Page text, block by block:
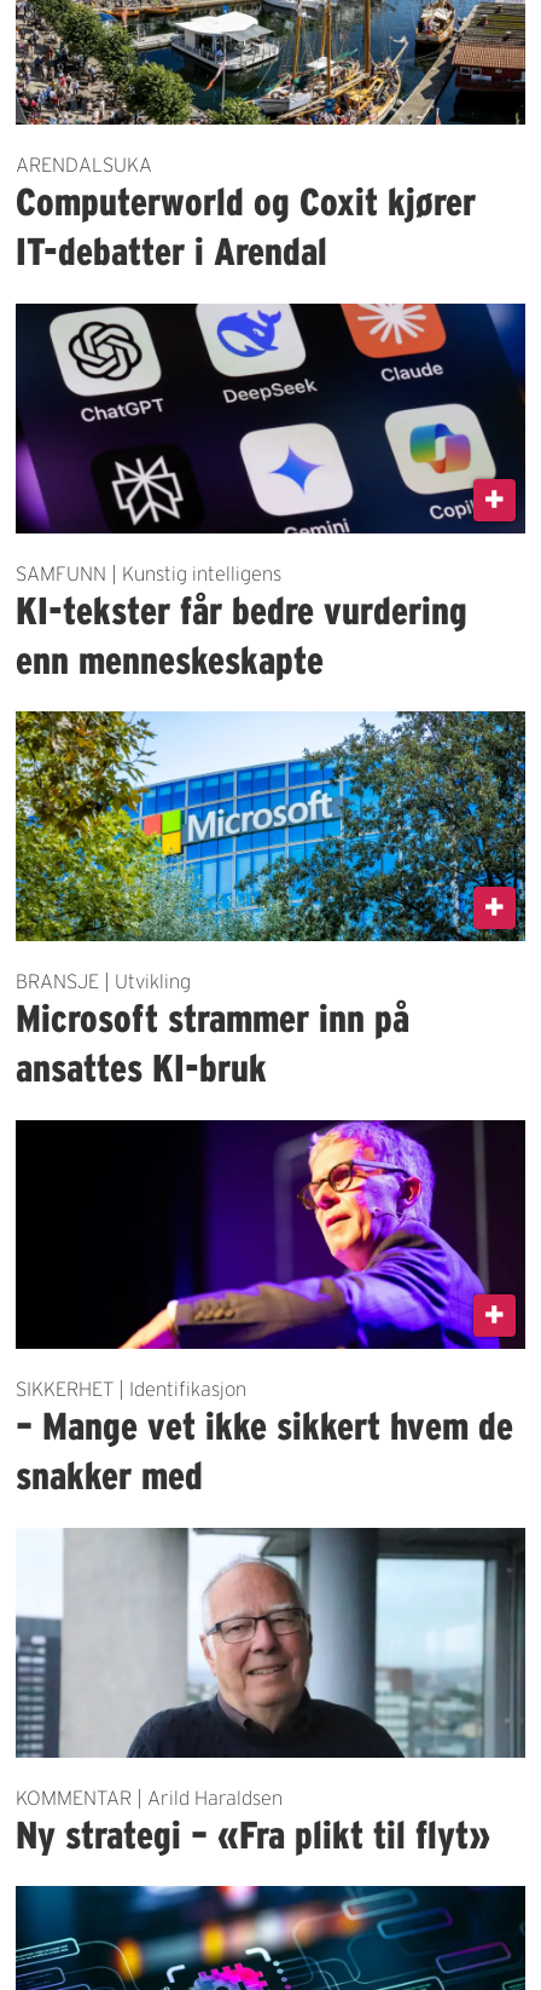
ARENDALSUKA
Computerworld og Coxit kjører
IT-debatter i Arendal
SAMFUNN | Kunstig intelligens
KI-tekster får bedre vurdering
enn menneskeskapte
BRANSJE | Utvikling
Microsoft strammer inn på
ansattes KI-bruk
SIKKERHET | Identifikasjon
– Mange vet ikke sikkert hvem de
snakker med
KOMMENTAR | Arild Haraldsen
Ny strategi – «Fra plikt til flyt»